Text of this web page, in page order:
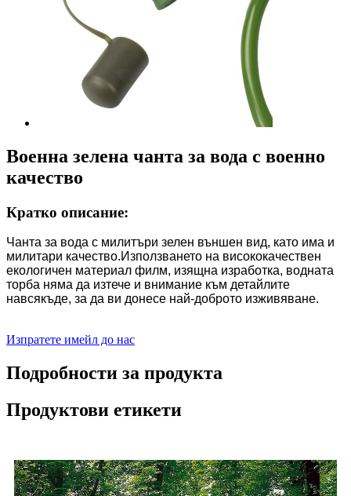
Военна зелена чанта за вода с военно
качество
Кратко описание:
Чанта за вода с милитъри зелен външен вид, като има и
милитари качество.Използването на висококачествен
екологичен материал филм, изящна изработка, водната
торба няма да изтече и внимание към детайлите
навсякъде, за да ви донесе най-доброто изживяване.
Изпратете имейл до нас
Подробности за продукта
Продуктови етикети